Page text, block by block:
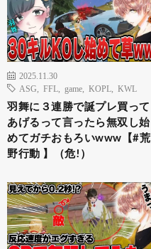
2025.11.30
ASG
FFL game KOPL KWL
羽舞に３連勝で誕プレ買って
あげるって言ったら無双し始
めてガチおもろいwww【#荒
野行動 】（危!）